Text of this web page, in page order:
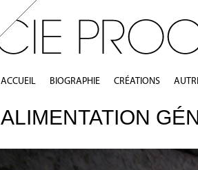
ACCUEIL BIOGRAPHIE CRÉATIONS
ALIMENTATION